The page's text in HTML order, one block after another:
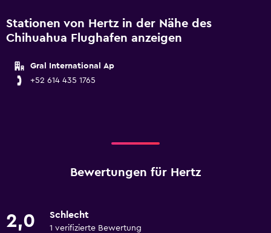
Stationen von Hertz in der Nähe des
Chihuahua Flughafen anzeigen
Gral International Ap
+52 614 435 1765
Bewertungen für Hertz
2,0 Schlecht
1 verifizierte Bewertung